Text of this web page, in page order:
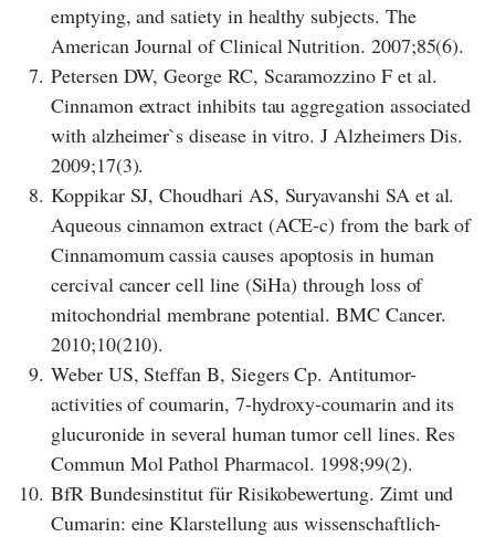
emptying, and satiety in healthy subjects. The
American Journal of Clinical Nutrition. 2007;85(6).
7. Petersen DW, George RC, Scaramozzino F et al.
Cinnamon extract inhibits tau aggregation associated
with alzheimer`s disease in vitro. J Alzheimers Dis.
2009;17(3).
8. Koppikar SJ, Choudhari AS, Suryavanshi SA et al.
Aqueous cinnamon extract (ACE-c) from the bark of
Cinnamomum cassia causes apoptosis in human
cercival cancer cell line (SiHa) through loss of
mitochondrial membrane potential. BMC Cancer.
2010;10(210).
9. Weber US, Steffan B, Siegers Cp. Antitumor-
activities of coumarin, 7-hydroxy-coumarin and its
glucuronide in several human tumor cell lines. Res
Commun Mol Pathol Pharmacol. 1998;99(2).
10. BfR Bundesinstitut für Risikobewertung. Zimt und
Cumarin: eine Klarstellung aus wissenschaftlich-